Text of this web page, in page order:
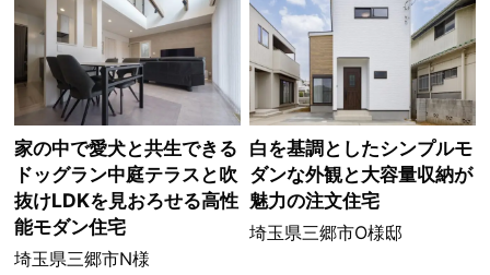
家の中で愛犬と共生できる
ドッグラン中庭テラスと吹
抜けLDKを見おろせる高性
能モダン住宅
埼玉県三郷市N様
白を基調としたシンプルモ
ダンな外観と大容量収納が
魅力の注文住宅
埼玉県三郷市O様邸